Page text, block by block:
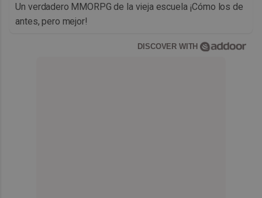
Un verdadero MMORPG de la vieja escuela ¡Cómo los de
antes, pero mejor!
DISCOVER WITH